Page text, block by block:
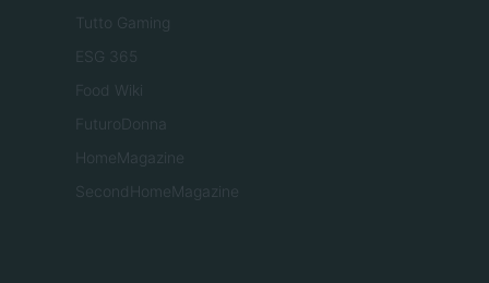
Tutto Gaming
ESG 365
Food Wiki
FuturoDonna
HomeMagazine
SecondHomeMagazine